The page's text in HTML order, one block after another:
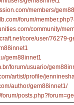
members/
forum/
community/
core/user/76279-
gem88innet1
forum/usuario/
artist/profile/
author/gem88innet1/
forum/